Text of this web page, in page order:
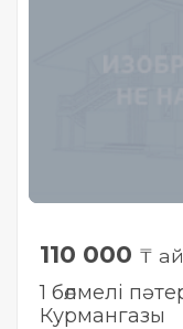
110 000 ₸
1 бөлмелі
Курмангазы